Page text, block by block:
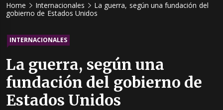
Home Internacionales
La guerra, según una fundación del
gobierno de Estados Unidos
INTERNACIONALES
La guerra, según una
fundación del gobierno de
Estados Unidos